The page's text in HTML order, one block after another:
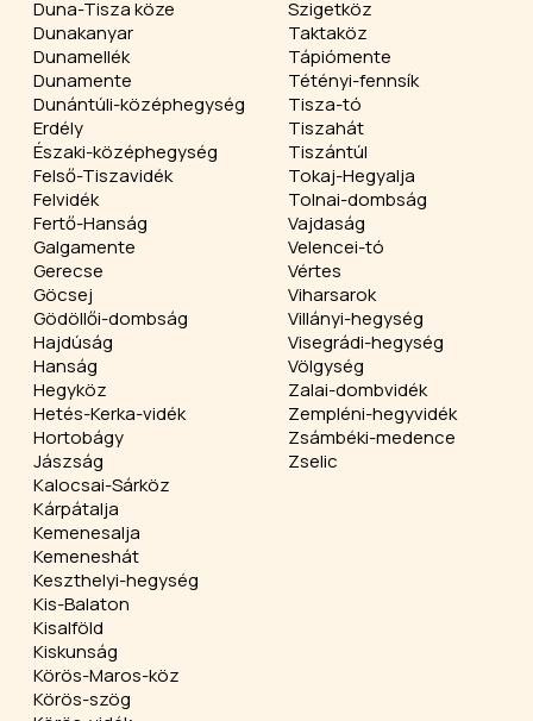
Duna-Tisza köze
Dunakanyar
Dunamellék
Dunamente
Dunántúli-középhegység
Erdély
Északi-középhegység
Felső-Tiszavidék
Felvidék
Fertő-Hanság
Galgamente
Gerecse
Göcsej
Gödöllői-dombság
Hajdúság
Hanság
Hegyköz
Hetés-Kerka-vidék
Hortobágy
Jászság
Kalocsai-Sárköz
Kárpátalja
Kemenesalja
Kemeneshát
Keszthelyi-hegység
Kis-Balaton
Kisalföld
Kiskunság
Körös-Maros-köz
Körös-szög
Szigetköz
Taktaköz
Tápiómente
Tétényi-fennsík
Tisza-tó
Tiszahát
Tiszántúl
Tokaj-Hegyalja
Tolnai-dombság
Vajdaság
Velencei-tó
Vértes
Viharsarok
Villányi-hegység
Visegrádi-hegység
Völgység
Zalai-dombvidék
Zempléni-hegyvidék
Zsámbéki-medence
Zselic